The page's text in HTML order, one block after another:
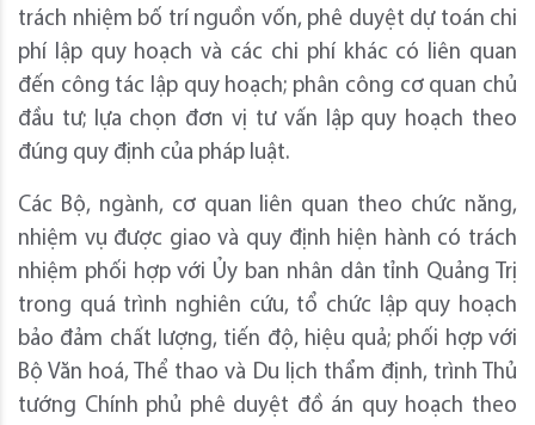
trách nhiệm bố trí nguồn vốn, phê duyệt dự toán chi
phí lập quy hoạch và các chi phí khác có liên quan
đến công tác lập quy hoạch; phân công cơ quan chủ
đầu tư; lựa chọn đơn vị tư vấn lập quy hoạch theo
đúng quy định của pháp luật.
Các Bộ, ngành, cơ quan liên quan theo chức năng,
nhiệm vụ được giao và quy định hiện hành có trách
nhiệm phối hợp với Ủy ban nhân dân tỉnh Quảng Trị
trong quá trình nghiên cứu, tổ chức lập quy hoạch
bảo đảm chất lượng, tiến độ, hiệu quả; phối hợp với
Bộ Văn hoá, Thể thao và Du lịch thẩm định, trình Thủ
tướng Chính phủ phê duyệt đồ án quy hoạch theo